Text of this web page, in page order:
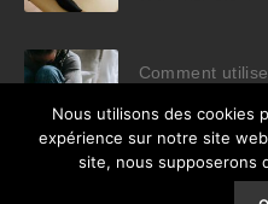
Comment
Nous utilisons des cookies
expérience sur notre site
site, nous supposerons